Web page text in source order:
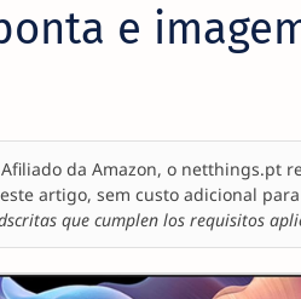
e
da Amazon, o netthings.pt
artigo, sem custo adicional
que cumplen los requisitos